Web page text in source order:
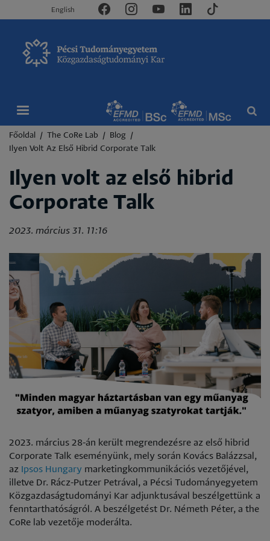
English
Morzsa
Főoldal The CoRe Lab
Blog
Ilyen Volt Az Első Hibrid Corporate Talk
Ilyen volt az első hibrid
Corporate Talk
2023. március 31. 11:16
2023. március 28-án került megrendezésre az első hibrid
Corporate Talk eseményünk, mely során Kovács Balázzsal,
az
Ipsos Hungary marketingkommunikációs vezetőjével,
illetve Dr. Rácz-Putzer Petrával, a Pécsi Tudományegyetem
Közgazdaságtudományi Kar adjunktusával beszélgettünk a
fenntarthatóságról. A beszélgetést Dr. Németh Péter, a the
CoRe lab vezetője moderálta.